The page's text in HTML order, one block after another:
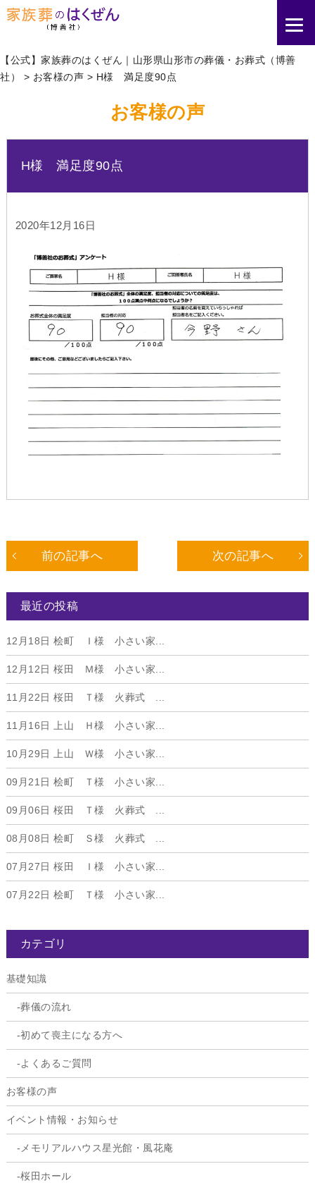
【公式】家族葬のはくぜん｜山形県山形市の葬儀・お葬式（博善
社）
> お客様の声 > H様 満足度90点
お客様の声
H様 満足度90点
2020年12月16日
前の記事へ 次の記事へ
最近の投稿
12月18日 桧町 Ｉ様 小さい家...
12月12日 桜田 Ｍ様 小さい家...
11月22日 桜田 Ｔ様 火葬式 ...
11月16日 上山 Ｈ様 小さい家...
10月29日 上山 Ｗ様 小さい家...
09月21日 桧町 Ｔ様 小さい家...
09月06日 桜田 Ｔ様 火葬式 ...
08月08日 桧町 Ｓ様 火葬式 ...
07月27日 桜田 Ｉ様 小さい家...
07月22日 桧町 Ｔ様 小さい家...
カテゴリ
基礎知識
葬儀の流れ
初めて喪主になる方へ
よくあるご質問
お客様の声
イベント情報・お知らせ
メモリアルハウス星光館・風花庵
桜田ホール